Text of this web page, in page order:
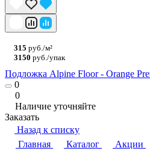
315 руб./м²
3150 руб./упак
Подложка Alpine Floor - Orange
0
0
Наличие уточняйте
Заказать
Назад к списку
Главная
Каталог Акции